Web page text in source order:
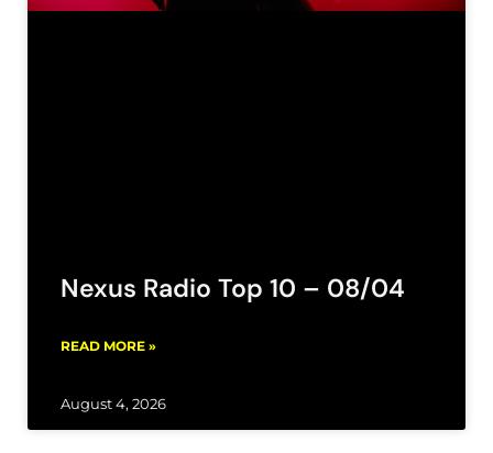
Nexus Radio Top 10 – 08/04
READ MORE »
August 4, 2026